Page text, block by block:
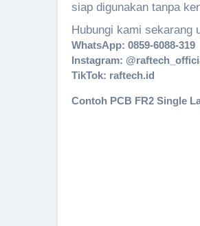
siap digunakan tanpa
Hubungi kami sekarang
WhatsApp: 0859-6088-319
Instagram:
TikTok: raftech.id
Contoh PCB FR2 Single